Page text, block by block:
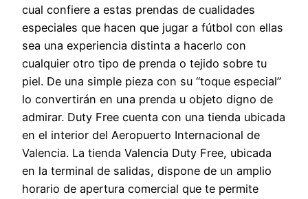
cual confiere a estas prendas de cualidades
especiales que hacen que jugar a fútbol con ellas
sea una experiencia distinta a hacerlo con
cualquier otro tipo de prenda o tejido sobre tu
piel. De una simple pieza con su “toque especial”
lo convertirán en una prenda u objeto digno de
admirar. Duty Free cuenta con una tienda ubicada
en el interior del Aeropuerto Internacional de
Valencia. La tienda Valencia Duty Free, ubicada
en la terminal de salidas, dispone de un amplio
horario de apertura comercial que te permite